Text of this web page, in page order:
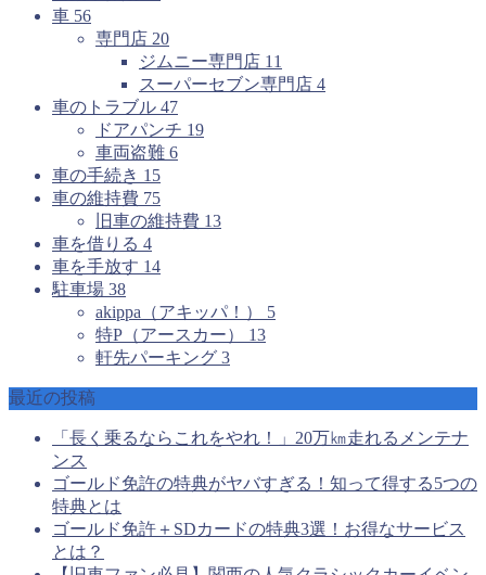
車 56
専門店 20
ジムニー専門店 11
スーパーセブン専門店 4
車のトラブル 47
ドアパンチ 19
車両盗難 6
車の手続き 15
車の維持費 75
旧車の維持費 13
車を借りる 4
車を手放す 14
駐車場 38
akippa（アキッパ！） 5
特P（アースカー） 13
軒先パーキング 3
最近の投稿
「長く乗るならこれをやれ！」20万㎞走れるメンテナ
ンス
ゴールド免許の特典がヤバすぎる！知って得する5つの
特典とは
ゴールド免許＋SDカードの特典3選！お得なサービス
とは？